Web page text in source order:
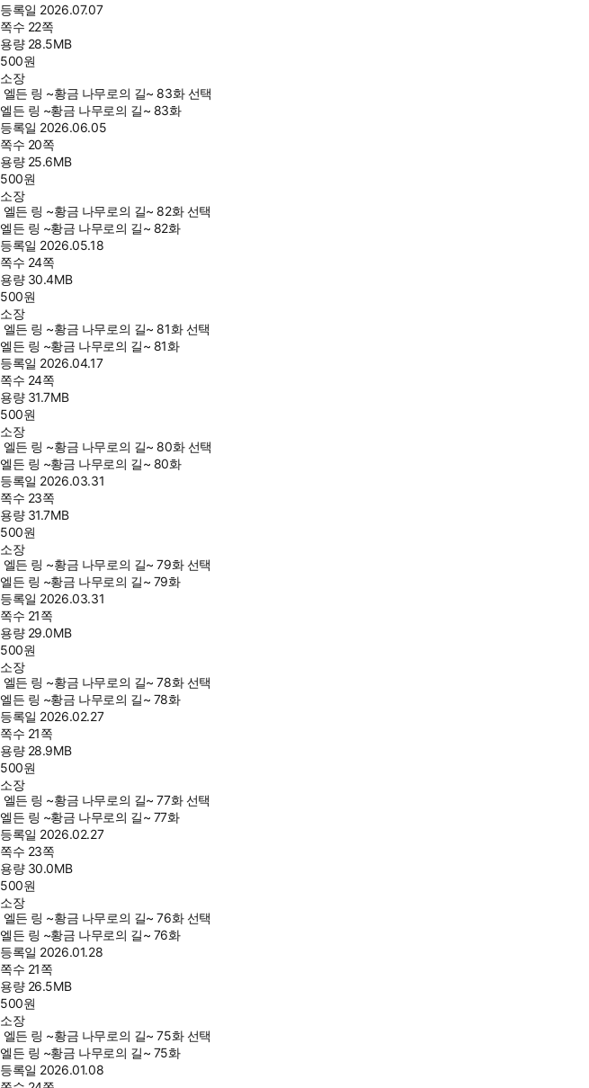
등록일 2026.07.07
쪽수 22쪽
용량 28.5MB
500원
소장
엘든 링 ~황금 나무로의 길~ 83화 선택
엘든 링 ~황금 나무로의 길~ 83화
등록일 2026.06.05
쪽수 20쪽
용량 25.6MB
500원
소장
엘든 링 ~황금 나무로의 길~ 82화 선택
엘든 링 ~황금 나무로의 길~ 82화
등록일 2026.05.18
쪽수 24쪽
용량 30.4MB
500원
소장
엘든 링 ~황금 나무로의 길~ 81화 선택
엘든 링 ~황금 나무로의 길~ 81화
등록일 2026.04.17
쪽수 24쪽
용량 31.7MB
500원
소장
엘든 링 ~황금 나무로의 길~ 80화 선택
엘든 링 ~황금 나무로의 길~ 80화
등록일 2026.03.31
쪽수 23쪽
용량 31.7MB
500원
소장
엘든 링 ~황금 나무로의 길~ 79화 선택
엘든 링 ~황금 나무로의 길~ 79화
등록일 2026.03.31
쪽수 21쪽
용량 29.0MB
500원
소장
엘든 링 ~황금 나무로의 길~ 78화 선택
엘든 링 ~황금 나무로의 길~ 78화
등록일 2026.02.27
쪽수 21쪽
용량 28.9MB
500원
소장
엘든 링 ~황금 나무로의 길~ 77화 선택
엘든 링 ~황금 나무로의 길~ 77화
등록일 2026.02.27
쪽수 23쪽
용량 30.0MB
500원
소장
엘든 링 ~황금 나무로의 길~ 76화 선택
엘든 링 ~황금 나무로의 길~ 76화
등록일 2026.01.28
쪽수 21쪽
용량 26.5MB
500원
소장
엘든 링 ~황금 나무로의 길~ 75화 선택
엘든 링 ~황금 나무로의 길~ 75화
등록일 2026.01.08